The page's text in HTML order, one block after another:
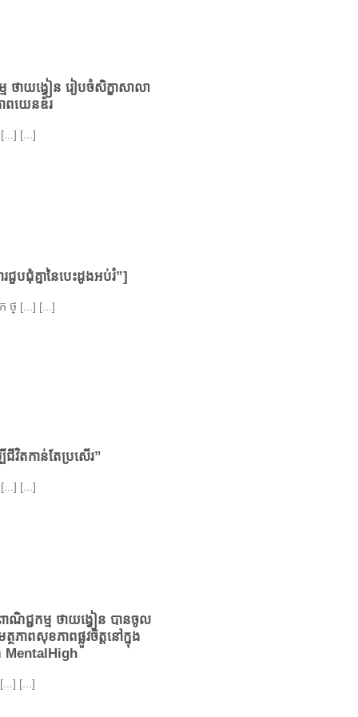
ថាយង្វៀន រៀបចំសិក្ខាសាលា
ពយេនឌ័រ
[...] [...]
បជុំគ្នានៃបេះដូងអប់រំ”]
ថ្ [...] [...]
ជីវិតកាន់តែប្រសើរ”
[...]
ណិជ្ជកម្ម ថាយង្វៀន បានចូល
ភាពសុខភាពផ្លូវចិត្តនៅក្នុង
MentalHigh
[...] [...]